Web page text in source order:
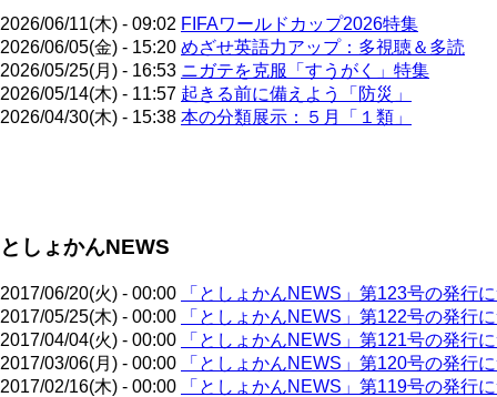
2026/06/11(木) - 09:02 FIFAワールドカップ2026特集
2026/06/05(金) - 15:20 めざせ英語力アップ：多視聴＆多読
2026/05/25(月) - 16:53 ニガテを克服「すうがく」特集
2026/05/14(木) - 11:57 起きる前に備えよう「防災」
2026/04/30(木) - 15:38 本の分類展示：５月「１類」
送
としょかんNEWS
2017/06/20(火) - 00:00
「としょかんNEWS」第123号の発行
2017/05/25(木) - 00:00
「としょかんNEWS」第122号の発行
2017/04/04(火) - 00:00
「としょかんNEWS」第121号の発行
2017/03/06(月) - 00:00
「としょかんNEWS」第120号の発行
2017/02/16(木) - 00:00
「としょかんNEWS」第119号の発行